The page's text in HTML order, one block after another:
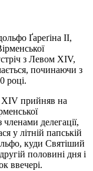
Ґареґіна II,
з Левом XIV,
починаючи з
році.
XIV прийняв на
членами делегації,
у літній папській
куди Святіший
половині дня і
ввечері.